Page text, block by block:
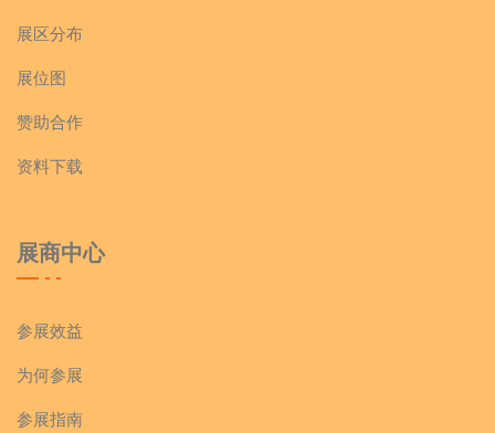
展区分布
展位图
赞助合作
资料下载
展商中心
参展效益
为何参展
参展指南